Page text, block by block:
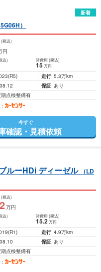
新着
）
(税込)
円
込) 諸費用 (税込)
15 万円
(R5) 走行 5.3万km
保証 あり
点検整備有
今すぐ
確認・見積依頼
ルーHDi ディーゼル （LD
(税込)
万円
込) 諸費用 (税込)
15.2 万円
(R1) 走行 4.9万km
保証 あり
点検整備有